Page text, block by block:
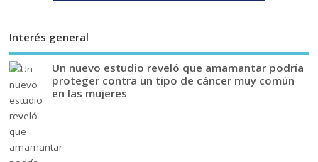
Interés general
Un nuevo estudio reveló que amamantar podría
proteger contra un tipo de cáncer muy común
en las mujeres